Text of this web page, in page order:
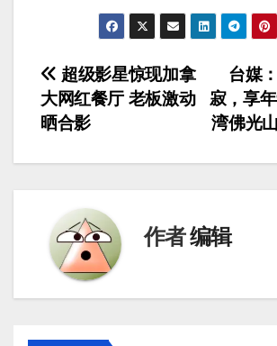
文
章
台媒
寂，享
湾佛光
超级影星惊现加拿
大网红餐厅 老板激动
晒合影
作者编辑